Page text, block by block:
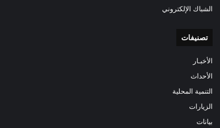
الشباك الإلكتروني
تصنيفات
الأخبـار
الأحداث
التنمية المحلية
الزيارات
بيانات